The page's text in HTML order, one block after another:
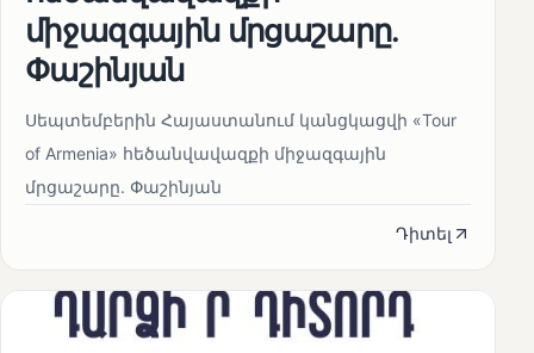
միջազգային մրցաշարը.
Փաշինյան
Սեպտեմբերին Հայաստանում կանցկացվի «Tour
of Armenia» հեծանվավազքի միջազգային
մրցաշարը. Փաշինյան
Դիտել